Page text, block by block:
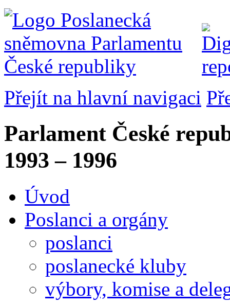
Přejít na hlavní navigaci
Parlament České
1993 – 1996
Úvod
Poslanci a orgány
poslanci
poslanecké kluby
výbory, komise a